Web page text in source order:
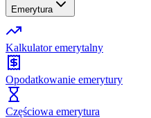
Emerytura
Kalkulator emerytalny
Opodatkowanie emerytury
Częściowa emerytura